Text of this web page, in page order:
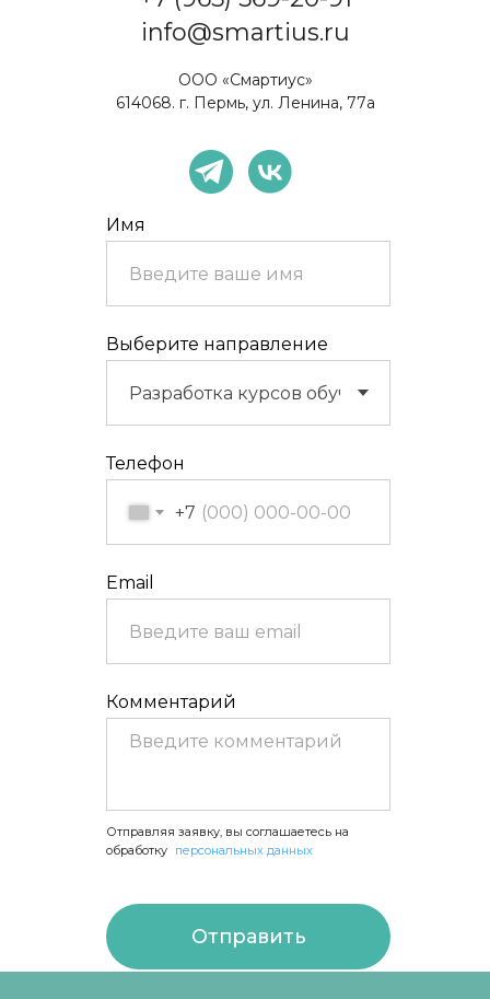
Имя
Выберите направление
Телефон
+7
Email
Комментарий
Отправить
info@smartius.ru
ООО «Смартиус»
614068. г. Пермь, ул. Ленина, 77а
Отправляя заявку, вы соглашаетесь на
обработку персональных данных